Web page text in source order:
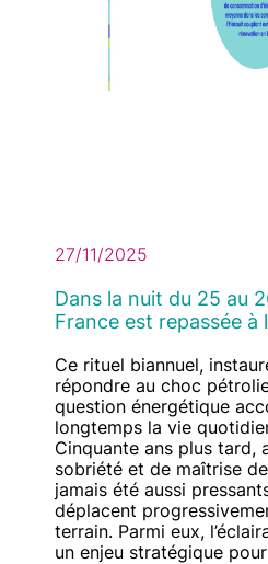
27/11/2025
Dans la nuit du 25 au
France est repassée à
Contenu
Texte
Ce rituel biannuel,
répondre au choc
question énergétique
longtemps la vie
Cinquante ans plus tard,
sobriété et de maîtrise
jamais été aussi
déplacent
terrain. Parmi eux,
un enjeu stratégique